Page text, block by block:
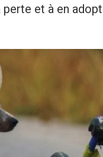
et à en